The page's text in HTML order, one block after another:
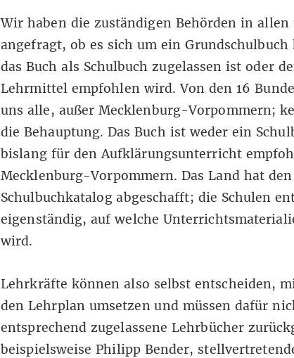
Wir haben die zuständigen Behörden in allen
angefragt, ob es sich um ein
das Buch als Schulbuch zugelassen ist oder
Lehrmittel empfohlen wird. Von den 16
uns alle, außer Mecklenburg-Vorpommern;
die Behauptung. Das Buch ist weder ein
bislang für den Aufklärungsunterricht
Mecklenburg-Vorpommern. Das Land hat den
Schulbuchkatalog abgeschafft; die Schulen
eigenständig, auf welche
wird.
Lehrkräfte können also selbst entscheiden,
den Lehrplan umsetzen und müssen dafür
entsprechend zugelassene Lehrbücher
beispielsweise Philipp Bender,